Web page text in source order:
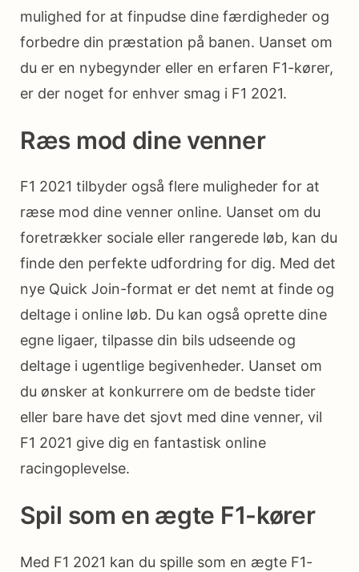
mulighed for at finpudse dine færdigheder og
forbedre din præstation på banen. Uanset om
du er en nybegynder eller en erfaren F1-kører,
er der noget for enhver smag i F1 2021.
Ræs mod dine venner
F1 2021 tilbyder også flere muligheder for at
ræse mod dine venner online. Uanset om du
foretrækker sociale eller rangerede løb, kan du
finde den perfekte udfordring for dig. Med det
nye Quick Join-format er det nemt at finde og
deltage i online løb. Du kan også oprette dine
egne ligaer, tilpasse din bils udseende og
deltage i ugentlige begivenheder. Uanset om
du ønsker at konkurrere om de bedste tider
eller bare have det sjovt med dine venner, vil
F1 2021 give dig en fantastisk online
racingoplevelse.
Spil som en ægte F1-kører
Med F1 2021 kan du spille som en ægte F1-